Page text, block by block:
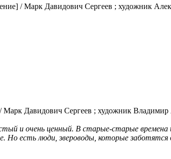
/ Марк Давидович Сергеев ; художник
/ Марк Давидович Сергеев ; художник
и очень ценный. В старые-старые
Но есть люди, звероводы, которые